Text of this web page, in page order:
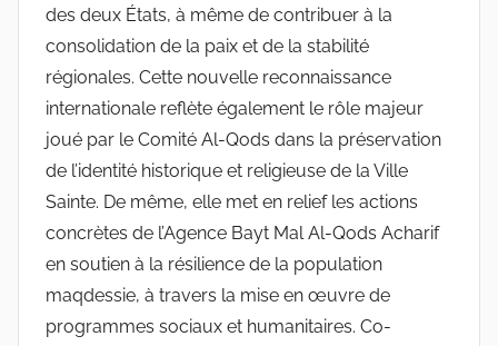
des deux États, à même de contribuer à la
consolidation de la paix et de la stabilité
régionales. Cette nouvelle reconnaissance
internationale reflète également le rôle majeur
joué par le Comité Al-Qods dans la préservation
de l’identité historique et religieuse de la Ville
Sainte. De même, elle met en relief les actions
concrètes de l’Agence Bayt Mal Al-Qods Acharif
en soutien à la résilience de la population
maqdessie, à travers la mise en œuvre de
programmes sociaux et humanitaires. Co-